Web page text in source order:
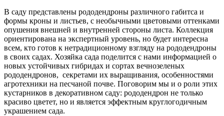
В саду представлены рододендроны различного габитса и
формы кроны и листьев, с необычными цветовыми оттенками
опушения внешней и внутренней стороны листа. Коллекция
ориентирована на экспертный уровень, но будет интересна
всем, кто готов к нетрадиционному взгляду на рододендроны
в своих садах. Хозяйка сада поделится с нами информацией о
новых устойчивых гибридах и сортах вечнозеленых
рододендронов, секретами их выращивания, особенностями
агротехники на песчаной почве. Поговорим мы и о роли этих
кустарников в декоративном саду: рододендрон не только
красиво цветет, но и является эффектным круглогодичным
украшением сада.